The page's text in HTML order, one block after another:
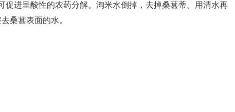
促进呈酸性的农药分解。淘米水倒掉，去掉桑葚蒂。用清水再
桑葚表面的水。